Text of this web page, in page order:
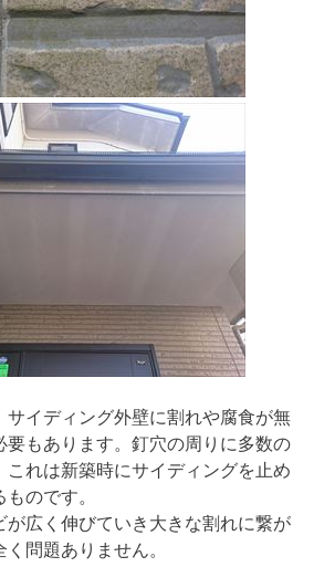
サイディング外壁に割れや腐食が無
要もあります。釘穴の周りに多数の
これは新築時にサイディングを止め
のです。
が広く伸びていき大きな割れに繋が
問題ありません。